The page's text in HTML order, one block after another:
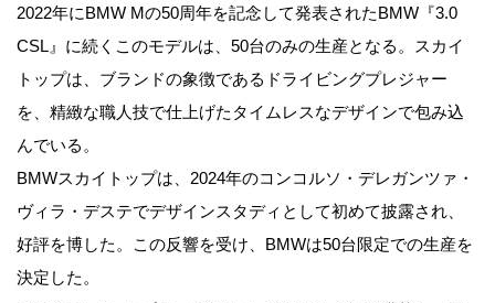
2022年にBMW Mの50周年を記念して発表されたBMW『3.0
CSL』に続くこのモデルは、50台のみの生産となる。スカイ
トップは、ブランドの象徴であるドライビングプレジャー
を、精緻な職人技で仕上げたタイムレスなデザインで包み込
んでいる。
BMWスカイトップは、2024年のコンコルソ・デレガンツァ・
ヴィラ・デステでデザインスタディとして初めて披露され、
好評を博した。この反響を受け、BMWは50台限定での生産を
決定した。